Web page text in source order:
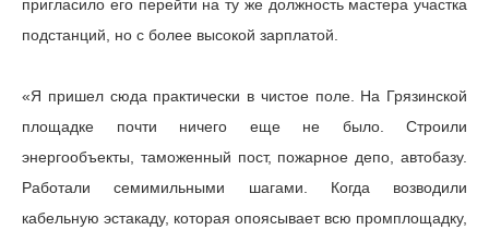
пригласило его перейти на ту же должность мастера участка
подстанций, но с более высокой зарплатой.
«Я пришел сюда практически в чистое поле. На Грязинской
площадке почти ничего еще не было. Строили
энергообъекты, таможенный пост, пожарное депо, автобазу.
Работали семимильными шагами. Когда возводили
кабельную эстакаду, которая опоясывает всю промплощадку,